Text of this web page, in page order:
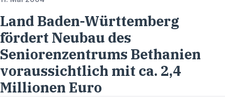
Land Baden-Württemberg
fördert Neubau des
Seniorenzentrums Bethanien
voraussichtlich mit ca. 2,4
Millionen Euro